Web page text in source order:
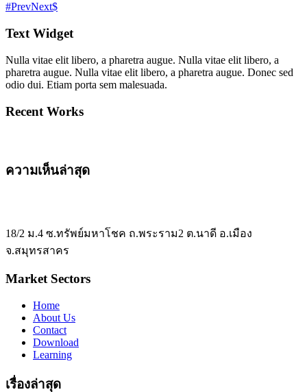
PrevNext
Text Widget
Nulla vitae elit libero, a pharetra augue. Nulla vitae elit libero, a
pharetra augue. Nulla vitae elit libero, a pharetra augue. Donec sed
odio dui. Etiam porta sem malesuada.
Recent Works
ความเห็นล่าสุด
18/2 ม.4 ซ.ทรัพย์มหาโชค ถ.พระราม2 ต.นาดี อ.เมือง
จ.สมุทรสาคร
Market Sectors
Home
About Us
Contact
Download
Learning
เรื่องล่าสุด